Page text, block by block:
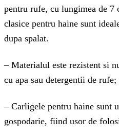
pentru rufe, cu lungimea de 7
clasice pentru haine sunt
dupa spalat.
– Materialul este rezistent si
cu apa sau detergentii de rufe;
– Carligele pentru haine sunt
gospodarie, fiind usor de